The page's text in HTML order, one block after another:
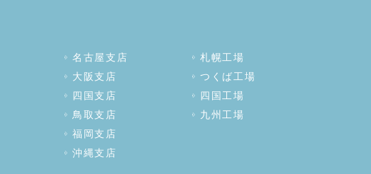
名古屋支店
大阪支店
四国支店
鳥取支店
福岡支店
沖縄支店
札幌工場
つくば工場
四国工場
九州工場